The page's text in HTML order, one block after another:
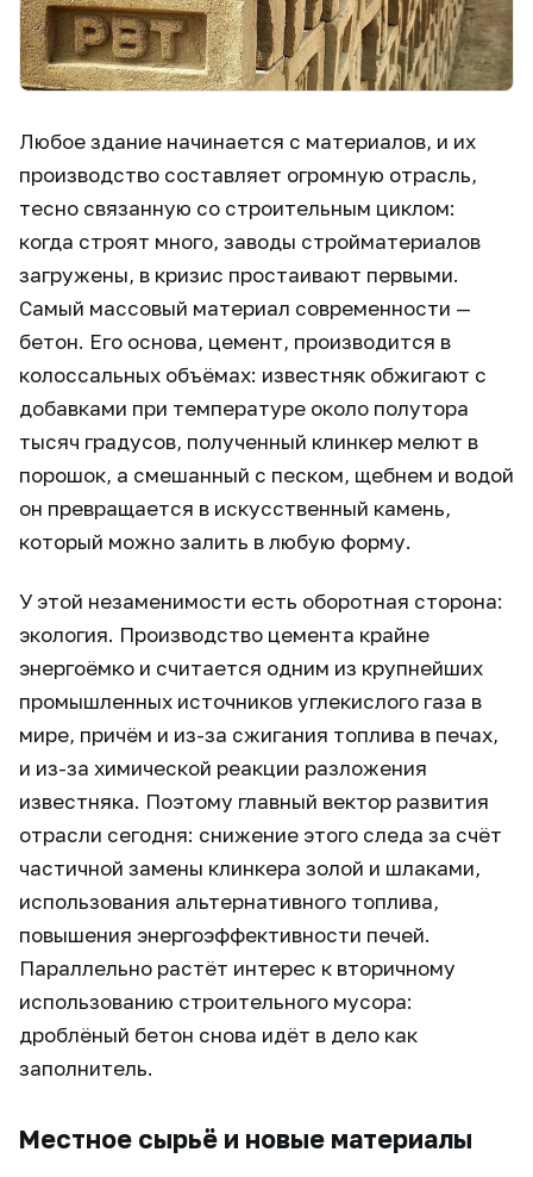
Любое здание начинается с материалов, и их
производство составляет огромную отрасль,
тесно связанную со строительным циклом:
когда строят много, заводы стройматериалов
загружены, в кризис простаивают первыми.
Самый массовый материал современности —
бетон. Его основа, цемент, производится в
колоссальных объёмах: известняк обжигают с
добавками при температуре около полутора
тысяч градусов, полученный клинкер мелют в
порошок, а смешанный с песком, щебнем и водой
он превращается в искусственный камень,
который можно залить в любую форму.
У этой незаменимости есть оборотная сторона:
экология. Производство цемента крайне
энергоёмко и считается одним из крупнейших
промышленных источников углекислого газа в
мире, причём и из-за сжигания топлива в печах,
и из-за химической реакции разложения
известняка. Поэтому главный вектор развития
отрасли сегодня: снижение этого следа за счёт
частичной замены клинкера золой и шлаками,
использования альтернативного топлива,
повышения энергоэффективности печей.
Параллельно растёт интерес к вторичному
использованию строительного мусора:
дроблёный бетон снова идёт в дело как
заполнитель.
Местное сырьё и новые материалы